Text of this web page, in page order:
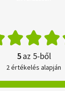
5az 5-ből
2 értékelés alapján